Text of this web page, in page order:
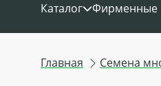
Каталог Фирменные
Главная Семена